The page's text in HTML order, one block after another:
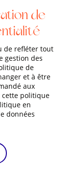
de
de refléter tout
gestion des
de
et à être
aux
politique
en
données